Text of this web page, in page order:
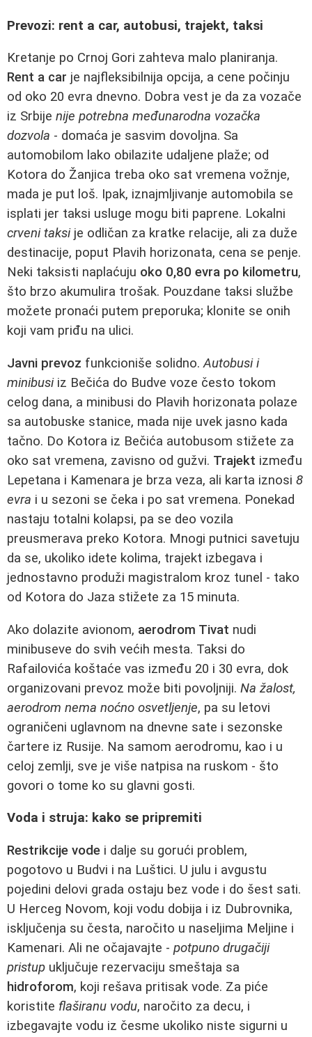
Prevozi: rent a car, autobusi, trajekt, taksi
Kretanje po Crnoj Gori zahteva malo planiranja.
Rent a car je najfleksibilnija opcija, a cene počinju
od oko 20 evra dnevno. Dobra vest je da za vozače
iz Srbije nije potrebna međunarodna vozačka
dozvola - domaća je sasvim dovoljna. Sa
automobilom lako obilazite udaljene plaže; od
Kotora do Žanjica treba oko sat vremena vožnje,
mada je put loš. Ipak, iznajmljivanje automobila se
isplati jer taksi usluge mogu biti paprene. Lokalni
crveni taksije odličan za kratke relacije, ali za duže
destinacije, poput Plavih horizonata, cena se penje.
Neki taksisti naplaćuju oko 0,80 evra po kilometru,
što brzo akumulira trošak. Pouzdane taksi službe
možete pronaći putem preporuka; klonite se onih
koji vam priđu na ulici.
Javni prevoz funkcioniše solidno.Autobusi i
minibusiiz Bečića do Budve voze često tokom
celog dana, a minibusi do Plavih horizonata polaze
sa autobuske stanice, mada nije uvek jasno kada
tačno. Do Kotora iz Bečića autobusom stižete za
oko sat vremena, zavisno od gužvi. Trajekt između
Lepetana i Kamenara je brza veza, ali karta iznosi 8
evra i u sezoni se čeka i po sat vremena. Ponekad
nastaju totalni kolapsi, pa se deo vozila
preusmerava preko Kotora. Mnogi putnici savetuju
da se, ukoliko idete kolima, trajekt izbegava i
jednostavno produži magistralom kroz tunel - tako
od Kotora do Jaza stižete za 15 minuta.
Ako dolazite avionom, aerodrom Tivat nudi
minibuseve do svih većih mesta. Taksi do
Rafailovića koštaće vas između 20 i 30 evra, dok
organizovani prevoz može biti povoljniji. Na žalost,
aerodrom nema noćno osvetljenje, pa su letovi
ograničeni uglavnom na dnevne sate i sezonske
čartere iz Rusije. Na samom aerodromu, kao i u
celoj zemlji, sve je više natpisa na ruskom - što
govori o tome ko su glavni gosti.
Voda i struja: kako se pripremiti
Restrikcije vode i dalje su gorući problem,
pogotovo u Budvi i na Luštici. U julu i avgustu
pojedini delovi grada ostaju bez vode i do šest sati.
U Herceg Novom, koji vodu dobija i iz Dubrovnika,
isključenja su česta, naročito u naseljima Meljine i
Kamenari. Ali ne očajavajte - potpuno drugačiji
pristup uključuje rezervaciju smeštaja sa
hidroforom, koji rešava pritisak vode. Za piće
koristite flaširanu vodu, naročito za decu, i
izbegavajte vodu iz česme ukoliko niste sigurni u